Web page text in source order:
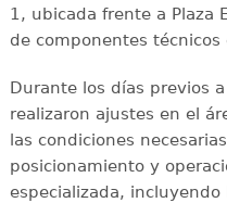
1, ubicada frente a Plaza
de componentes
Durante los días previos
realizaron ajustes en el
las condiciones
posicionamiento y
especializada,